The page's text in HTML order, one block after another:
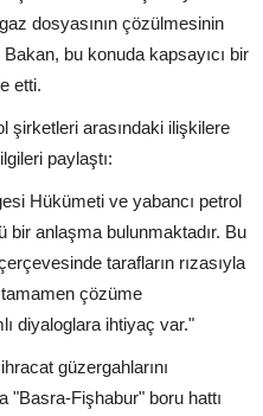
dosyasının çözülmesinin
bu konuda kapsayıcı bir
etti.
şirketleri arasındaki ilişkilere
paylaştı:
Hükümeti ve yabancı petrol
bir anlaşma bulunmaktadır. Bu
tarafların rızasıyla
tamamen çözüme
diyaloglara ihtiyaç var."
güzergahlarını
"Basra-Fişhabur" boru hattı